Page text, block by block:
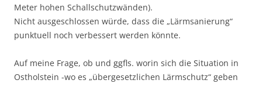
Meter hohen Schallschutzwänden).
Nicht ausgeschlossen würde, dass die „Lärmsanierung“
punktuell noch verbessert werden könnte.
Auf meine Frage, ob und ggfls. worin sich die Situation in
Ostholstein -wo es „übergesetzlichen Lärmschutz“ geben